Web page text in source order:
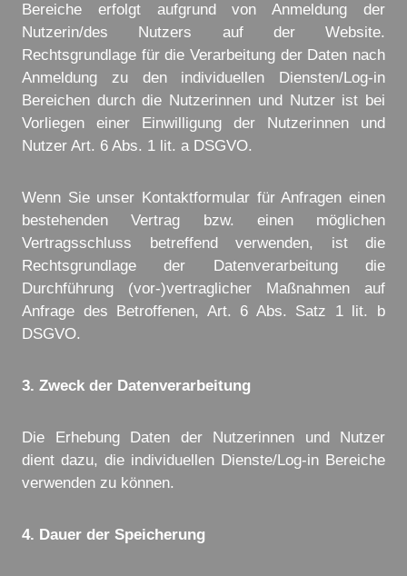
Bereiche erfolgt aufgrund von Anmeldung der
Nutzerin/des Nutzers auf der Website.
Rechtsgrundlage für die Verarbeitung der Daten nach
Anmeldung zu den individuellen Diensten/Log-in
Bereichen durch die Nutzerinnen und Nutzer ist bei
Vorliegen einer Einwilligung der Nutzerinnen und
Nutzer Art. 6 Abs. 1 lit. a DSGVO.
Wenn Sie unser Kontaktformular für Anfragen einen
bestehenden Vertrag bzw. einen möglichen
Vertragsschluss betreffend verwenden, ist die
Rechtsgrundlage der Datenverarbeitung die
Durchführung (vor-)vertraglicher Maßnahmen auf
Anfrage des Betroffenen, Art. 6 Abs. Satz 1 lit. b
DSGVO.
3. Zweck der Datenverarbeitung
Die Erhebung Daten der Nutzerinnen und Nutzer
dient dazu, die individuellen Dienste/Log-in Bereiche
verwenden zu können.
4. Dauer der Speicherung